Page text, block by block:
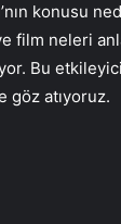
konusu
film neleri
Bu
göz atıyoruz.